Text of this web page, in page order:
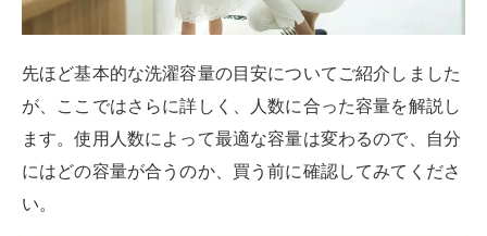
◆5～5.5kgのおすすめ洗濯機は、こちらの記事でもご
ているので、ぜひ参考にしてください。
RIRIFE リリフ
5kgのおすすめ洗濯機は？目安の人数と選び方・